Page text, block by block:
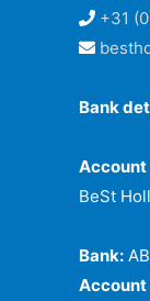
+31
Bank
Account
BeSt
Bank:
Account